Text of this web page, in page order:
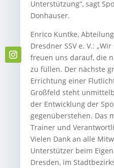
Unterstützung“, sagt
Donhauser.
Enrico Kuntke,
Dresdner SSV e. V.:
freuen uns darauf, die
zu füllen. Der nächste
Errichtung einer
Großfeld steht
der Entwicklung der
gegenüberstehen. Das
Trainer und
Vielen Dank an alle
Unterstützer beim
Dresden, im